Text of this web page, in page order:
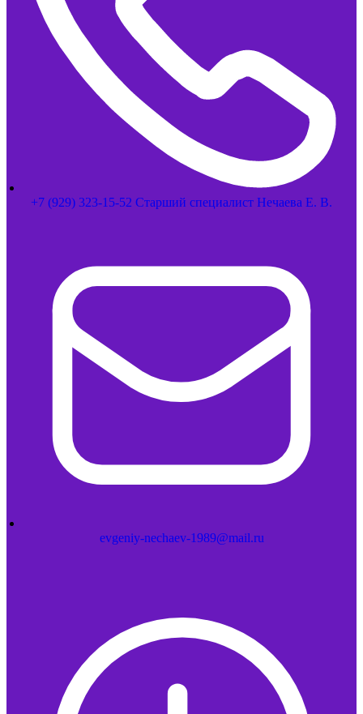
+7 (929) 323-15-52 Старший специалист Нечаева Е. В.
evgeniy-nechaev-1989@mail.ru